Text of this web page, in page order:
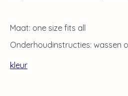
Maat: one size fits all
Onderhoudinstructies: wassen
kleur